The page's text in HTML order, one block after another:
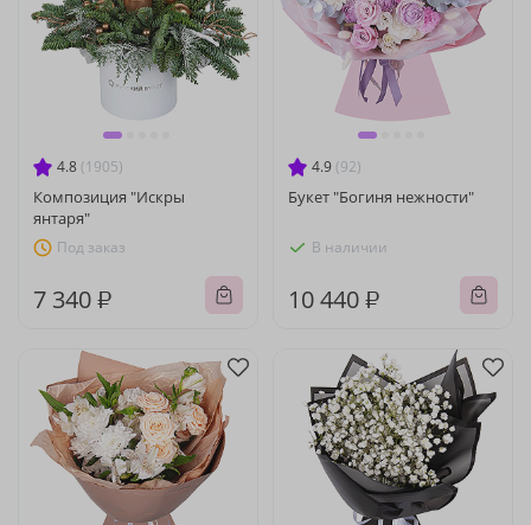
4.8 (1905)
Композиция "Искры
янтаря"
Под заказ
7 340 ₽
4.9 (92)
Букет "Богиня нежности"
В наличии
10 440 ₽